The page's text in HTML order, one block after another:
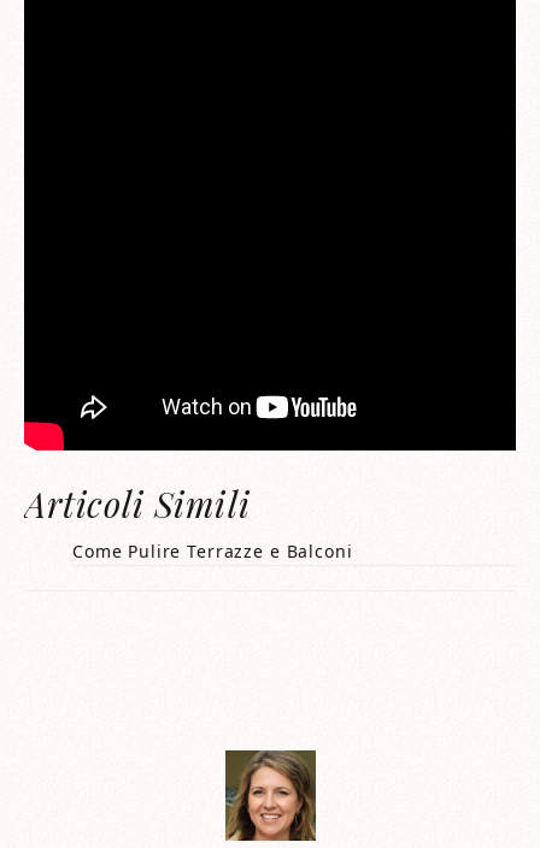
Articoli Simili
Come Pulire Terrazze e Balconi